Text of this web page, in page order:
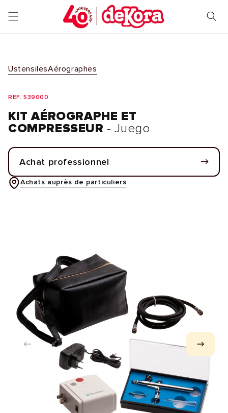
passer
au
UstensilesAérographes
REF. 539000
KIT AÉROGRAPHE ET
COMPRESSEUR - Juego
Achat professionnel
Achats auprès de particuliers